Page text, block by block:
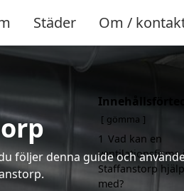
Städer Om /
följer denna guide och
gömma
1 Vad kan en
ventilationsfirma
Staffanstorp
med?